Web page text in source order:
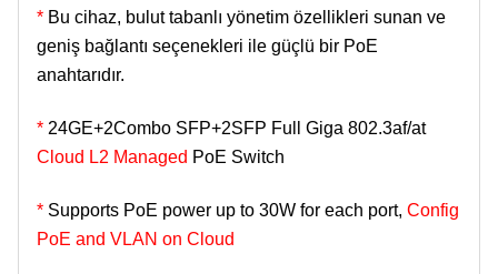
* Bu cihaz, bulut tabanlı yönetim özellikleri sunan ve
geniş bağlantı seçenekleri ile güçlü bir PoE
anahtarıdır.
* 24GE+2Combo SFP+2SFP Full Giga 802.3af/at
Cloud L2 Managed PoE Switch
* Supports PoE power up to 30W for each port, Config
PoE and VLAN on Cloud